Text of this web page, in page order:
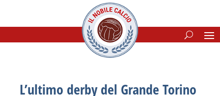
L’ultimo derby del Grande Torino